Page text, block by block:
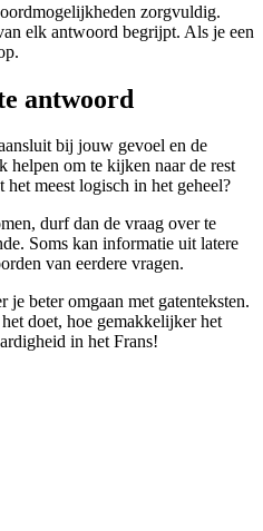
zorgvuldig.
elk antwoord begrijpt. Als je een
antwoord
bij jouw gevoel en de
helpen om te kijken naar de rest
meest logisch in het geheel?
durf dan de vraag over te
Soms kan informatie uit latere
van eerdere vragen.
je beter omgaan met gatenteksten.
doet, hoe gemakkelijker het
in het Frans!